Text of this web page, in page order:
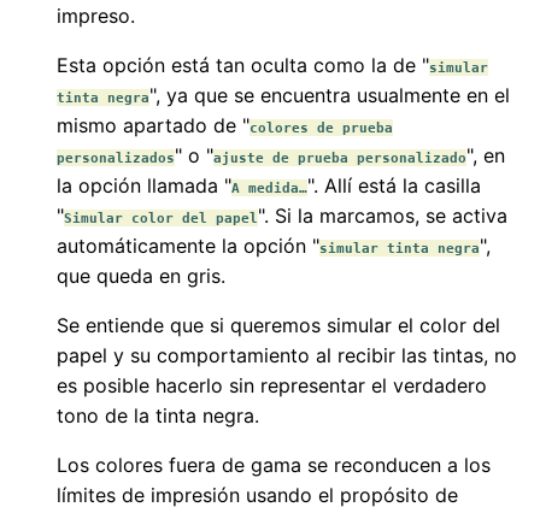
impreso.
Esta opción está tan oculta como la de "simular
tinta negra", ya que se encuentra usualmente en el
mismo apartado de "colores de prueba
personalizados" o "ajuste de prueba personalizado", en
la opción llamada "A medida…". Allí está la casilla
"Simular color del papel". Si la marcamos, se activa
automáticamente la opción "simular tinta negra",
que queda en gris.
Se entiende que si queremos simular el color del
papel y su comportamiento al recibir las tintas, no
es posible hacerlo sin representar el verdadero
tono de la tinta negra.
Los colores fuera de gama se reconducen a los
límites de impresión usando el propósito de